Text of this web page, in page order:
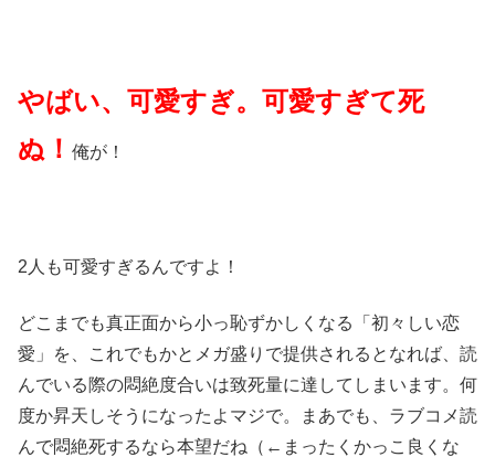
やばい、可愛すぎ。可愛すぎて死
ぬ！ 俺が！
2人も可愛すぎるんですよ！
どこまでも真正面から小っ恥ずかしくなる「初々しい恋
愛」を、これでもかとメガ盛りで提供されるとなれば、読
んでいる際の悶絶度合いは致死量に達してしまいます。何
度か昇天しそうになったよマジで。まあでも、ラブコメ読
んで悶絶死するなら本望だね（←まったくかっこ良くな